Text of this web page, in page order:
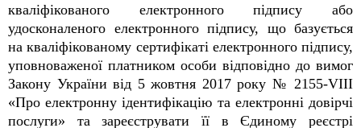
кваліфікованого електронного підпису або
удосконаленого електронного підпису, що базується
на кваліфікованому сертифікаті електронного підпису,
уповноваженої платником особи відповідно до вимог
Закону України від 5 жовтня 2017 року № 2155-VIII
«Про електронну ідентифікацію та електронні довірчі
послуги» та зареєструвати її в Єдиному реєстрі